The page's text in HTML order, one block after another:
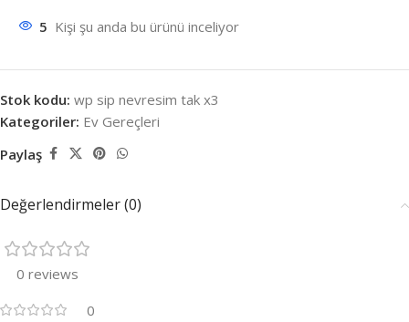
5 Kişi şu anda bu ürünü inceliyor
Stok kodu: wp sip nevresim tak x3
Kategoriler: Ev Gereçleri
Paylaş
Değerlendirmeler (0)
0 reviews
0